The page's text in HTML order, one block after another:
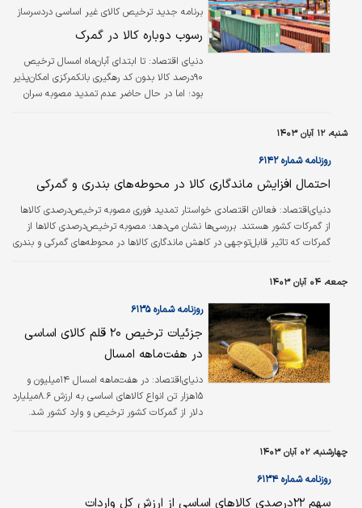
برنامه جدید ترخیص‌ کالای غیر‌ اساسی دردسرساز
رسوب دوباره کالا در گمرک
دنیای اقتصاد: تا ابتدای آبان‌ماه امسال ترخیص
۹۰درصد کالا بدون کد رهگیری بانک‏مرکزی امکان‌پذیر
بود؛ اما در حال حاضر عدم تمدید مصوبه سران
شنبه، ۱۲ آبان ۱۴۰۳
روزنامه شماره ۶۱۴۲
احتمال افزایش ماندگاری کالا در محوطه‌های بندری و گمرکی
دنیای‌اقتصاد: فعالان اقتصادی خواستار تمدید فوری مصوبه ترخیص‌درصدی کالاها
از گمرکات کشور هستند. بررسی‌ها نشان می‌دهد؛ مصوبه ترخیص‌درصدی کالاها از
گمرکات که تاثیر قابل‌توجهی در کاهش ماندگاری کالاها در محوطه‌های گمرکی و بندری
نشده‌است و عدم‌تمدید این مصوبه مشکلات متعددی برای واحد‏‏‏‏‏‏‏‏‏‏‏‏‏‏‏‏‏‌های تولیدی و
به‌ویژه تامین‌کنندگان کالاهای ضروری و تجهیزات پزشکی به‌وجود آورده‌است. مصوبه
ترخیص‌درصدی به گمرکات کشور این امکان…
جمعه، ۰۴ آبان ۱۴۰۳
روزنامه شماره ۶۱۳۵
جزئیات ترخیص ۲۰ قلم کالای اساسی
در هفت‌ماهه امسال
دنیای‌اقتصاد: در هفت‌ماهه امسال ۱۴میلیون و
۱۵‌هزار تن انواع کالاهای اساسی به ارزش ۸.۶میلیارد
دلار از گمرکات کشور ترخیص و وارد کشور شد.
چهارشنبه، ۰۲ آبان ۱۴۰۳
روزنامه شماره ۶۱۳۴
سهم ۲۲‌درصدی کالاهای اساسی از ارزش کل واردات